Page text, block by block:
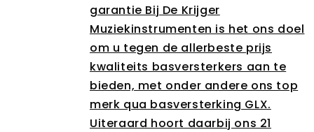
garantie Bij De Krijger
Muziekinstrumenten is het ons doel
om u tegen de allerbeste prijs
kwaliteits basversterkers aan te
bieden, met onder andere ons top
merk qua basversterking GLX.
Uiteraard hoort daarbij ons 21